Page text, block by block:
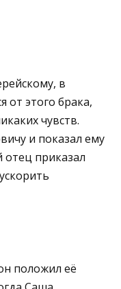
в
от этого брака,
чувств.
и показал ему
приказал
положил её